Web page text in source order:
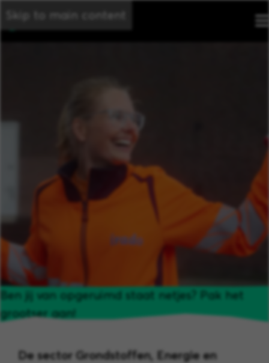
Skip to main content
Ben jij van opgeruimd staat netjes? Pak het
grootser aan!
De sector Grondstoffen, Energie en